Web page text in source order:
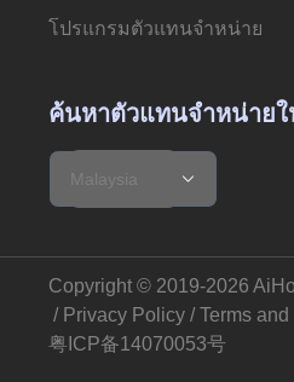
โปรแกรมตัวแทนจำหน่าย
ค้นหาตัวแทนจำหน่าย
Copyright © 2019-2026
/ Privacy Policy / Terms
粤ICP备14070053号